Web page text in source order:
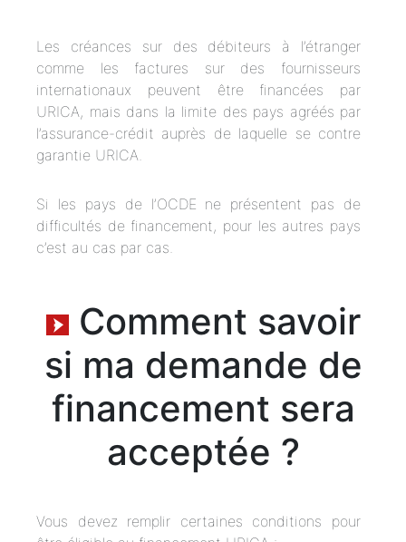
Les créances sur des débiteurs à l’étranger
comme les factures sur des fournisseurs
internationaux peuvent être financées par
URICA, mais dans la limite des pays agréés par
l’assurance-crédit auprès de laquelle se contre
garantie URICA.
Si les pays de l’OCDE ne présentent pas de
difficultés de financement, pour les autres pays
c’est au cas par cas.
Comment savoir
si ma demande de
financement sera
acceptée ?
Vous devez remplir certaines conditions pour